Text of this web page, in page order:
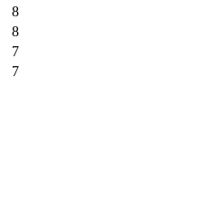
8
8
7
7